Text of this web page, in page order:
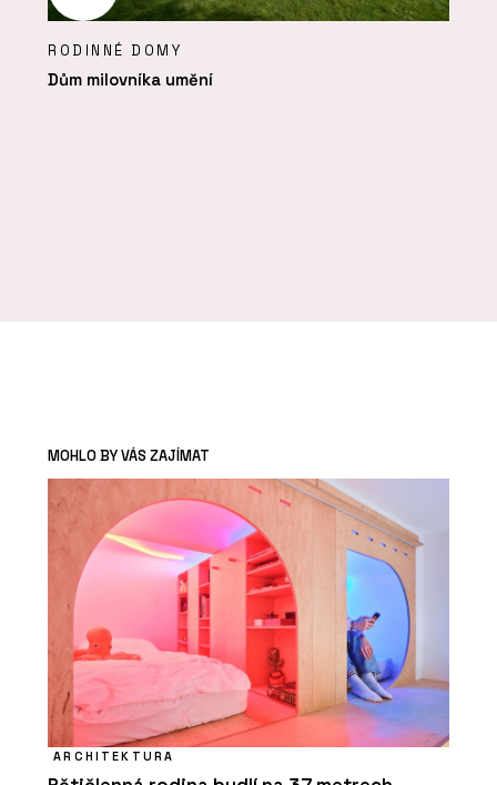
RODINNÉ DOMY
Dům milovníka umění
MOHLO BY VÁS ZAJÍMAT
ARCHITEKTURA